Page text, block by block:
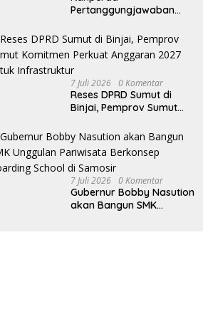
Pertanggungjawaban
2025 Disetujui, Wali Kota
Medan Apresiasi Sinergitas
Antara Legislatif dan
Eksekutif
7 Juli 2026 0 Komentar
Reses DPRD Sumut di
Binjai, Pemprov Sumut
Anggaran 2027 untuk
Infrastruktur
7 Juli 2026 0 Komentar
Gubernur Bobby Nasution
akan Bangun SMK